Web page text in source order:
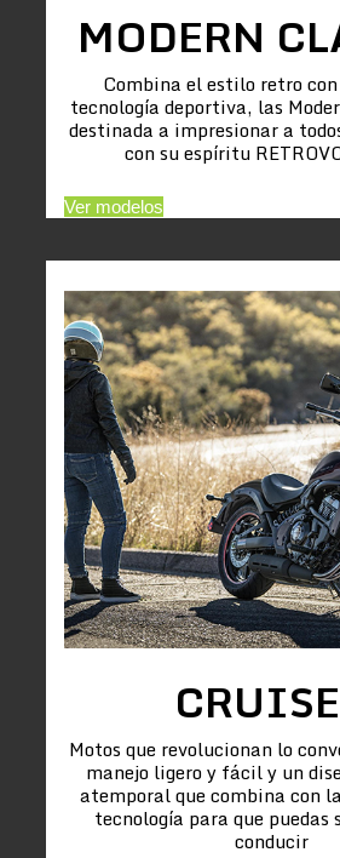
MODERN
Combina el estilo retro
tecnología deportiva, las
destinada a impresionar a
con su espíritu
Ver modelos
Motos que revolucionan lo
manejo ligero y fácil y un
atemporal que combina con
tecnología para que
conducir